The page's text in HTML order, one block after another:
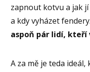
zapnout kotvu a jak
a kdy vyházet fendery.
aspoň pár lidí, kteří
A za mě je teda ideál,